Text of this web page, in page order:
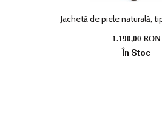
Jachetă de piele naturală,
1.190,00 RON
În Stoc